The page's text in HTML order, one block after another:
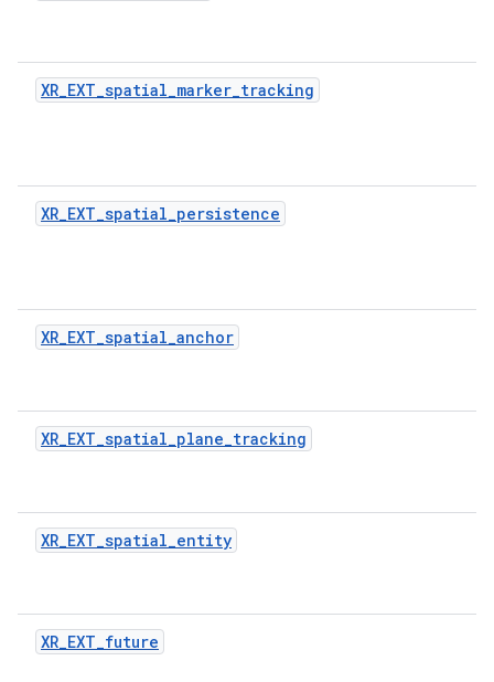
XR_EXT_spatial_marker_tracking
XR_EXT_spatial_persistence
XR_EXT_spatial_anchor
XR_EXT_spatial_plane_tracking
XR_EXT_spatial_entity
XR_EXT_future